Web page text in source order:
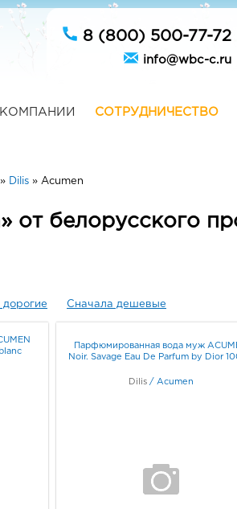
8 (800) 500-77-72
info@wbc-c.ru
СОТРУДНИЧЕСТВО
» Dilis» Acumen
от белорусского
Сначала дешевые
Парфюмированная вода муж
Noir. Savage Eau De Parfum by Dior
Dilis / Acumen